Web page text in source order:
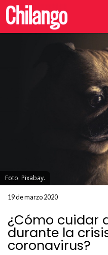
Foto: Pixabay.
19 de marzo 2020
¿Cómo cuidar
durante la
coronavirus?